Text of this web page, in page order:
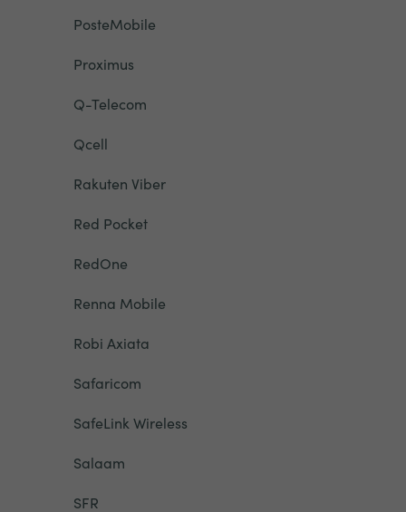
PosteMobile
Proximus
Q-Telecom
Qcell
Rakuten Viber
Red Pocket
RedOne
Renna Mobile
Robi Axiata
Safaricom
SafeLink Wireless
Salaam
SFR